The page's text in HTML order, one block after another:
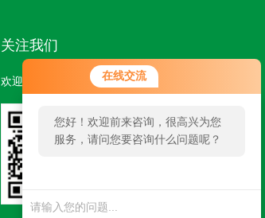
在线交流
您好！欢迎前来咨询，很高兴为您
服务，请问您要咨询什么问题呢？
了需求产品，您可以直接在线与我
关注我们
欢迎您关注我们的微信公众号了解更多信息：